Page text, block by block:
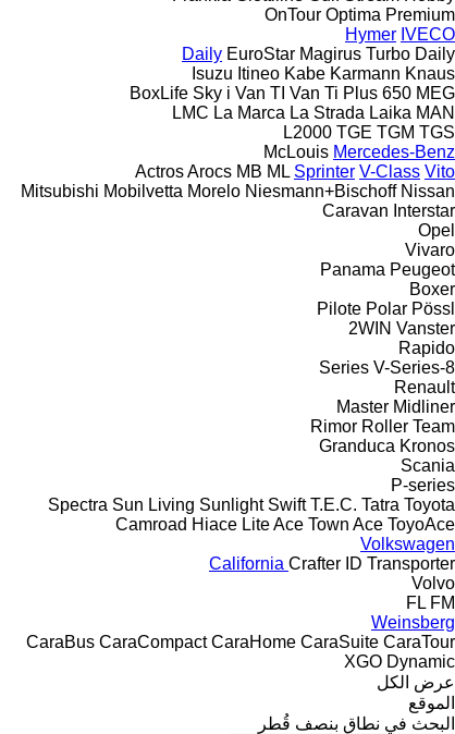
OnTour Optima Premium
Hymer IVECO
Daily EuroStar Magirus Turbo Daily
Isuzu Itineo Kabe Karmann Knaus
BoxLife Sky i Van TI Van Ti Plus 650 MEG
LMC La Marca La Strada Laika MAN
L2000 TGE TGM TGS
McLouis Mercedes-Benz
ActrosArocs MB ML Sprinter V-Class Vito
Mitsubishi Mobilvetta Morelo Niesmann+Bischoff Nissan
Caravan Interstar
Opel
Vivaro
Panama Peugeot
Boxer
Pilote Polar Pössl
2WIN Vanster
Rapido
8-Series
V-Series
Renault
Master Midliner
Rimor Roller Team
Granduca Kronos
Scania
P-series
Spectra Sun Living Sunlight Swift T.E.C. Tatra Toyota
Camroad Hiace Lite Ace Town Ace ToyoAce
Volkswagen
California Crafter ID Transporter
Volvo
FL FM
Weinsberg
CaraBus CaraCompact CaraHome CaraSuite CaraTour
XGO Dynamic
عرض الكل
الموقع
البحث في نطاق بنصف قُطر